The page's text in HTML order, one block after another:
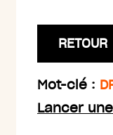
RETOUR
Mot-clé :
Lancer